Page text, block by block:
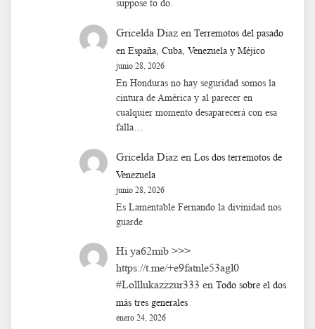
suppose to do.
Gricelda Diaz en Terremotos del pasado
en España, Cuba, Venezuela y Méjico
junio 28, 2026
En Honduras no hay seguridad somos la
cintura de América y al parecer en
cualquier momento desaparecerá con esa
falla…
Gricelda Diaz en Los dos terremotos de
Venezuela
junio 28, 2026
Es Lamentable Fernando la divinidad nos
guarde
Hi ya62mib >>>
https://t.me/+e9fatnle53agl0
#Lolllukazzzur333 en Todo sobre el dos
más tres generales
enero 24, 2026